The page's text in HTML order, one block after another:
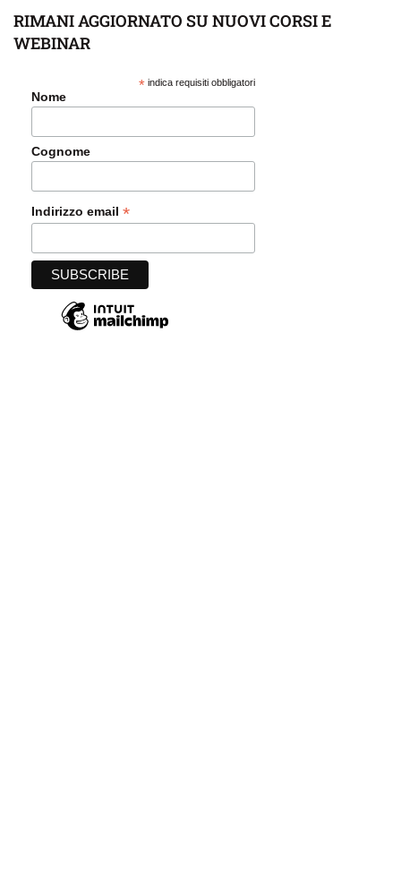
RIMANI AGGIORNATO SU NUOVI CORSI E
WEBINAR
*indica requisiti obbligatori
Nome
Cognome
Indirizzo email *